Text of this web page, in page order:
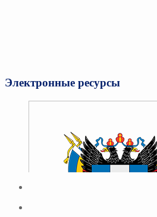
Электронные ресурсы